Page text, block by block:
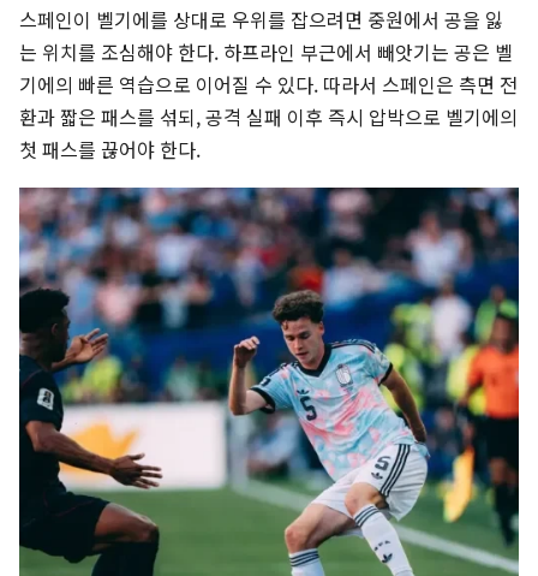
스페인이 벨기에를 상대로 우위를 잡으려면 중원에서 공을 잃
는 위치를 조심해야 한다. 하프라인 부근에서 빼앗기는 공은 벨
기에의 빠른 역습으로 이어질 수 있다. 따라서 스페인은 측면 전
환과 짧은 패스를 섞되, 공격 실패 이후 즉시 압박으로 벨기에의
첫 패스를 끊어야 한다.